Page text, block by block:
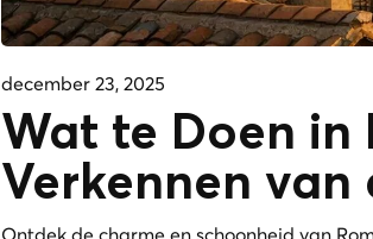
december 23, 2025
Wat te Doen in
Verkennen van
Ontdek de charme en schoonheid van